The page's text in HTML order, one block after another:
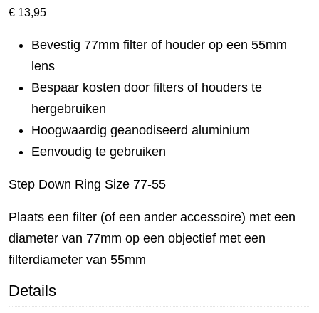
€ 13,95
Bevestig 77mm filter of houder op een 55mm
lens
Bespaar kosten door filters of houders te
hergebruiken
Hoogwaardig geanodiseerd aluminium
Eenvoudig te gebruiken
Step Down Ring Size 77-55
Plaats een filter (of een ander accessoire) met een
diameter van 77mm op een objectief met een
filterdiameter van 55mm
Details